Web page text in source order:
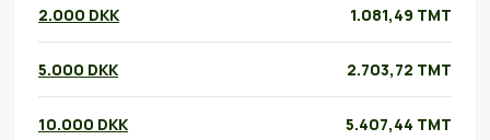
2.000 DKK 1.081,49 TMT
5.000 DKK 2.703,72 TMT
10.000 DKK 5.407,44 TMT